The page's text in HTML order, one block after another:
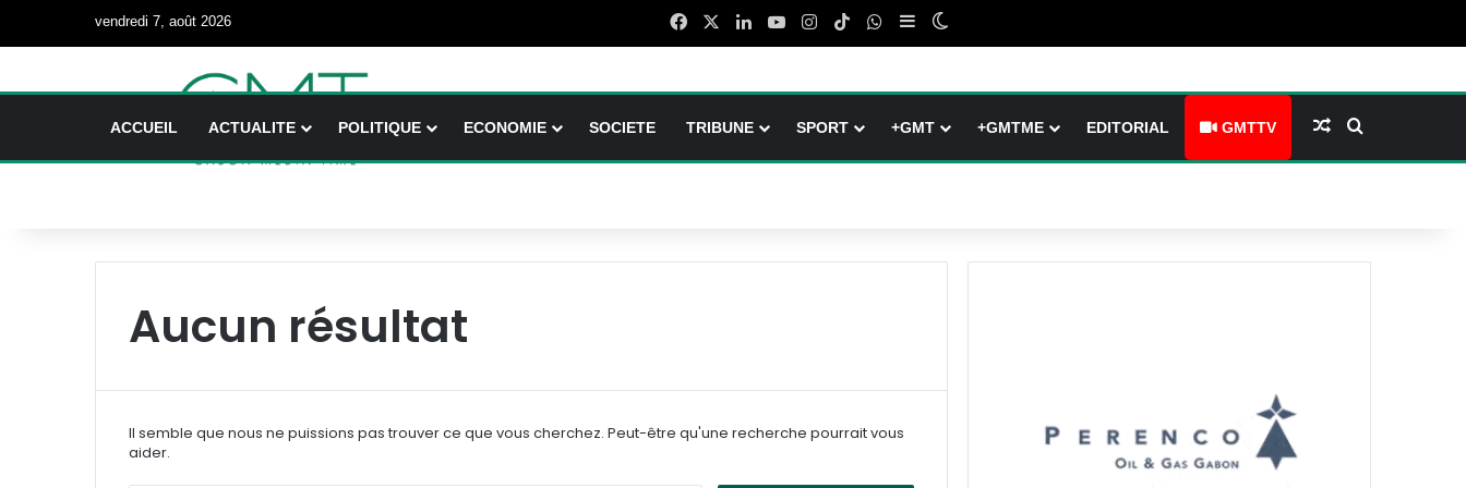
vendredi 7, août 2026 FacebookLinkedinYouTubeInstagram
TikTokWhatsApp
Sidebar (barre latérale)
ACCUEIL ACTUALITE POLITIQUE ECONOMIE SOCIETE TRIBUNE SPORT +GMT +GMTME EDITORIAL GMTTV Article Aléatoire
Aucun résultat
Il semble que nous ne puissions pas trouver ce que vous cherchez. Peut-être qu'une recherche pourrait vous
aider.